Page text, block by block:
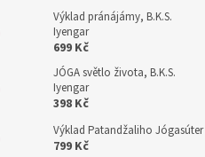
Výklad pránájámy, B.K.S.
Iyengar
699 Kč
JÓGA světlo života, B.K.S.
Iyengar
398 Kč
Výklad Patandžaliho Jógasúter
799 Kč